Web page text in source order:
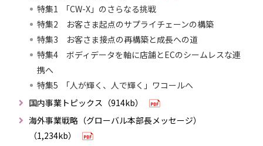
特集1 「CW-X」のさらなる挑戦
特集2 お客さま起点のサプライチェーンの構築
特集3 お客さま接点の再構築と成長への道
特集4 ボディデータを軸に店舗とECのシームレスな連
携へ
特集5 「人が輝く、人で輝く」ワコールへ
国内事業トピックス（914kb）
海外事業戦略（グローバル本部長メッセージ）
（1,234kb）